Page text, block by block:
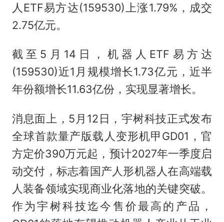
人ETF易方达(159530)上涨1.79%，成交
2.75亿元。
截至5月14日，机器人ETF易方达
(159530)近1月规模增长1.73亿元，近半
年份额增长11.63亿份，实现显著增长。
消息面上，5月12日，宇树科技正式发布
全球首款量产版载人变形机甲GD01，官
方定价390万元起，预计2027年一季度启
动交付，标志着国产人形机器人在高端载
人装备领域实现商业化落地的关键突破。
作为宇树科技迄今售价最高的产品，